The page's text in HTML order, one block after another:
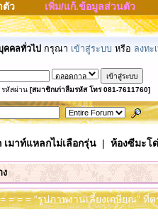
ตัว เพิ่ม/แก้.ข้อมูลส่วนตัว
คคลทั่วไป กรุณา เข้าสู่ระบบ หรือ ลงทะ
รหัสผ่าน [สมาชิกเก่าลืมรหัส โทร 081-7611760]
เมาท์แหลกไม่เลือกรุ่น| ห้องซีมะโ
ง
= = = “รูปภาพงานเลี้ยงเกษียณ”